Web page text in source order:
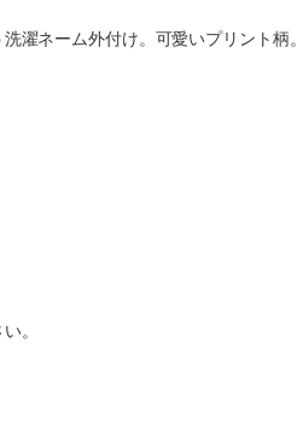
濯ネーム外付け。可愛いプリント柄。
。